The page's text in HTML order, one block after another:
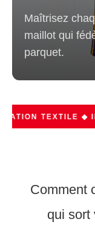
Maîtrisez
maillot qui
parquet.
TEXTILE ◆
Comment
qui sort